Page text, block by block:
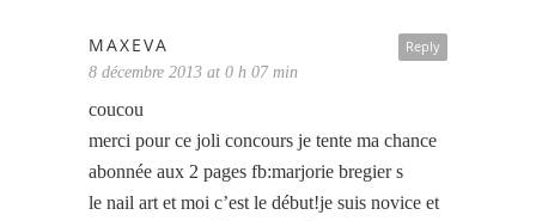
Reply
MAXEVA
8 décembre 2013 at 0 h 07 min
coucou
merci pour ce joli concours je tente ma chance
abonnée aux 2 pages fb:marjorie bregier s
le nail art et moi c’est le début!je suis novice et